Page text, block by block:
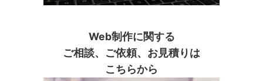
Web制作に関する
ご相談、ご依頼、お見積りは
こちらから